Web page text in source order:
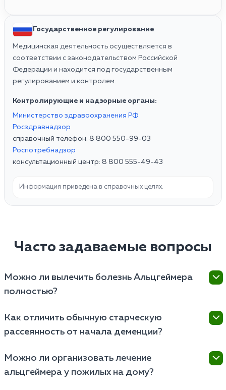
Государственное регулирование
Медицинская деятельность осуществляется в
соответствии с законодательством Российской
Федерации и находится под государственным
регулированием и контролем.
Контролирующие и надзорные органы:
Министерство здравоохранения РФ
Росздравнадзор
справочный телефон: 8 800 550-99-03
Роспотребнадзор
консультационный центр: 8 800 555-49-43
Информация приведена в справочных целях.
Часто задаваемые вопросы
Можно ли вылечить болезнь Альцгеймера
полностью?
неизлечимым. Однако современная терапия
способна значительно замедлить гибель нейронов,
улучшить качество жизни пациента на длительный
срок.
Как отличить обычную старческую
рассеянность от начала деменции?
актера или куда положил очки, но вспомнит об этом
позже. При болезни Альцгеймера человек забывает
Можно ли организовать лечение
альцгеймера у пожилых на дому?